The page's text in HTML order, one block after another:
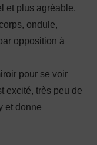
et plus agréable.
ondule,
opposition à
pour se voir
excité, très peu de
et donne